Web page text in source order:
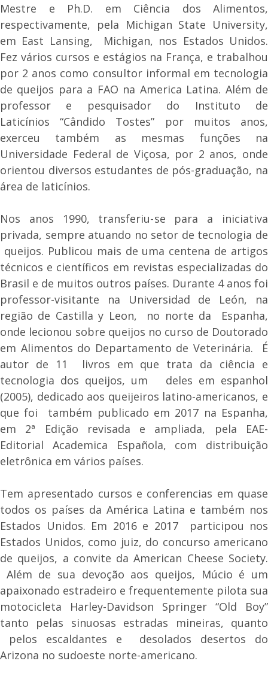
Mestre e Ph.D. em Ciência dos Alimentos,
respectivamente, pela Michigan State University,
em East Lansing, Michigan, nos Estados Unidos.
Fez vários cursos e estágios na França, e trabalhou
por 2 anos como consultor informal em tecnologia
de queijos para a FAO na America Latina. Além de
professor e pesquisador do Instituto de
Laticínios “Cândido Tostes” por muitos anos,
exerceu também as mesmas funções na
Universidade Federal de Viçosa, por 2 anos, onde
orientou diversos estudantes de pós-graduação, na
área de laticínios.
Nos anos 1990, transferiu-se para a iniciativa
privada, sempre atuando no setor de tecnologia de
queijos. Publicou mais de uma centena de artigos
técnicos e científicos em revistas especializadas do
Brasil e de muitos outros países. Durante 4 anos foi
professor-visitante na Universidad de León, na
região de Castilla y Leon, no norte da Espanha,
onde lecionou sobre queijos no curso de Doutorado
em Alimentos do Departamento de Veterinária. É
autor de 11 livros em que trata da ciência e
tecnologia dos queijos, um deles em espanhol
(2005), dedicado aos queijeiros latino-americanos, e
que foi também publicado em 2017 na Espanha,
em 2ª Edição revisada e ampliada, pela EAE-
Editorial Academica Española, com distribuição
eletrônica em vários países.
Tem apresentado cursos e conferencias em quase
todos os países da América Latina e também nos
Estados Unidos. Em 2016 e 2017 participou nos
Estados Unidos, como juiz, do concurso americano
de queijos, a convite da American Cheese Society.
Além de sua devoção aos queijos, Múcio é um
apaixonado estradeiro e frequentemente pilota sua
motocicleta Harley-Davidson Springer “Old Boy”
tanto pelas sinuosas estradas mineiras, quanto
pelos escaldantes e desolados desertos do
Arizona no sudoeste norte-americano.